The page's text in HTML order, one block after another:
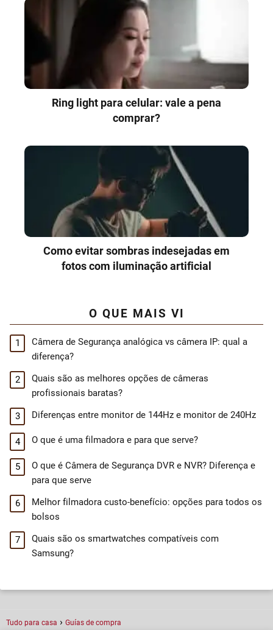
Ring light para celular: vale a pena
comprar?
Como evitar sombras indesejadas em
fotos com iluminação artificial
O QUE MAIS VI
Câmera de Segurança analógica vs câmera IP: qual a
diferença?
Quais são as melhores opções de câmeras
profissionais baratas?
Diferenças entre monitor de 144Hz e monitor de 240Hz
O que é uma filmadora e para que serve?
O que é Câmera de Segurança DVR e NVR? Diferença e
para que serve
Melhor filmadora custo-benefício: opções para todos os
bolsos
Quais são os smartwatches compatíveis com
Samsung?
Tudo para casa Guías de compra